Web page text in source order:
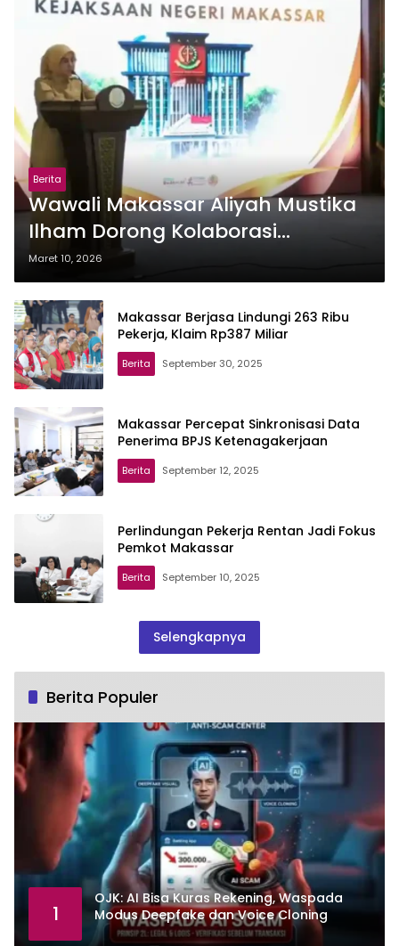
Berita
Wawali Makassar Aliyah Mustika
Ilham Dorong Kolaborasi
Kepatuhan BPJS
Ketenagakerjaan di Forum
Kejaksaan Negeri
Maret 10, 2026
Makassar Berjasa Lindungi 263 Ribu
Pekerja, Klaim Rp387 Miliar
Berita September 30, 2025
Makassar Percepat Sinkronisasi Data
Penerima BPJS Ketenagakerjaan
Berita September 12, 2025
Perlindungan Pekerja Rentan Jadi Fokus
Pemkot Makassar
Berita September 10, 2025
Selengkapnya
Berita Populer
1
OJK: AI Bisa Kuras Rekening, Waspada
Modus Deepfake dan Voice Cloning